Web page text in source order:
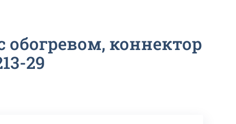
коннектор
29